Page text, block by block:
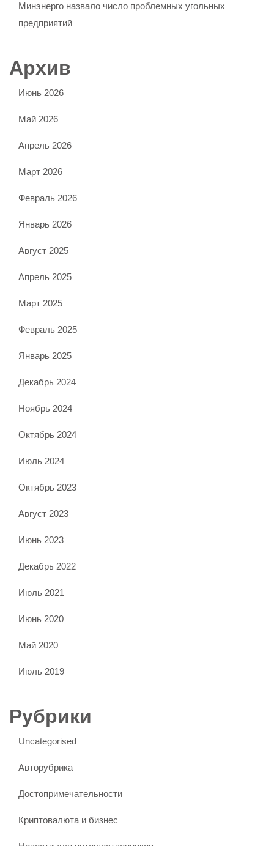
Минэнерго назвало число проблемных угольных
предприятий
Архив
Июнь 2026
Май 2026
Апрель 2026
Март 2026
Февраль 2026
Январь 2026
Август 2025
Апрель 2025
Март 2025
Февраль 2025
Январь 2025
Декабрь 2024
Ноябрь 2024
Октябрь 2024
Июль 2024
Октябрь 2023
Август 2023
Июнь 2023
Декабрь 2022
Июль 2021
Июнь 2020
Май 2020
Июль 2019
Рубрики
Uncategorised
Авторубрика
Достопримечательности
Криптовалюта и бизнес